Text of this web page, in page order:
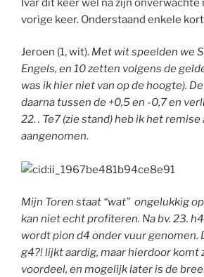
Ivar dit keer wel na zijn onverwachte
vorige keer. Onderstaand enkele
Jeroen (1, wit). Met wit speelden we
Engels, en 10 zetten volgens de
was ik hier niet van op de hoogte).
daarna tussen de +0,5 en -0,7 en
22. . Te7 (zie stand) heb ik het remise
aangenomen.
Mijn Toren staat “wat” ongelukkig
kan niet echt profiteren. Na bv. 23.
wordt pion d4 onder vuur genomen.
g4?! lijkt aardig, maar hierdoor komt
voordeel, en mogelijk later is de